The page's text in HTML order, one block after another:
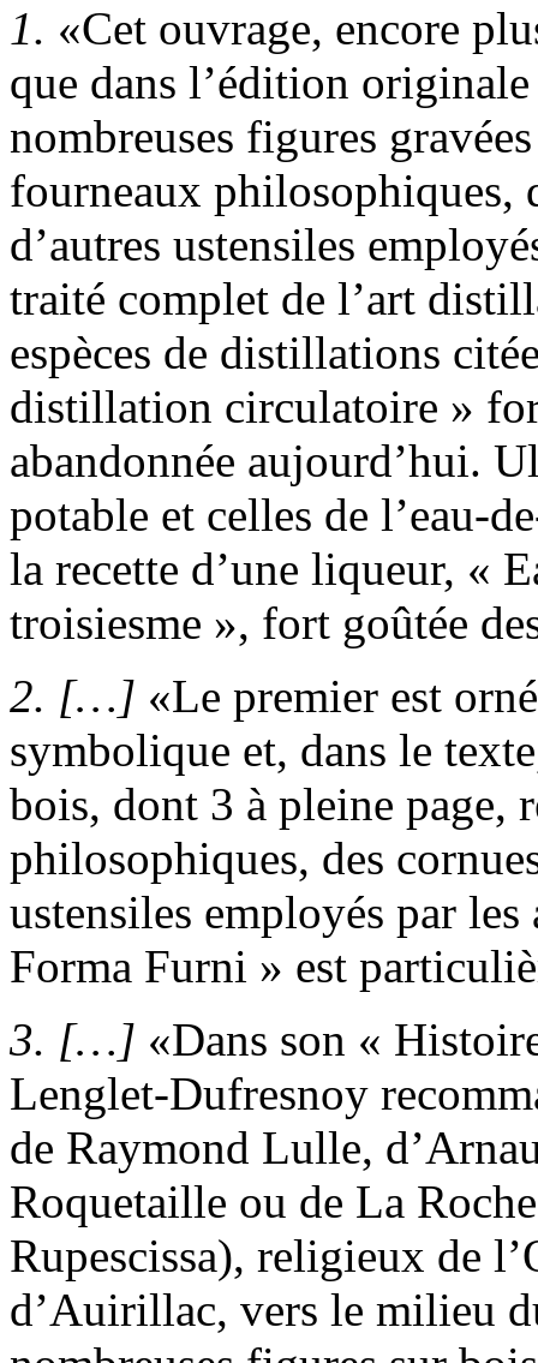
1.
Cet ouvrage, encore
que dans l’édition
nombreuses figures
fourneaux philosophiques,
d’autres ustensiles
traité complet de l’art
espèces de distillations
distillation circulatoire »
abandonnée aujourd’hui.
potable et celles de l’eau-
la recette d’une liqueur, «
troisiesme », fort goûtée
2. […]
Le premier est
symbolique et, dans le
bois, dont 3 à pleine page,
philosophiques, des
ustensiles employés par
Forma Furni » est
3. […]
Dans son «
Lenglet-Dufresnoy
de Raymond Lulle,
Roquetaille ou de La
Rupescissa), religieux de
d’Auirillac, vers le milieu